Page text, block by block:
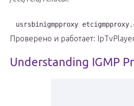
usrsbinigmpproxy
Проверено и работает:
Understanding IGMP